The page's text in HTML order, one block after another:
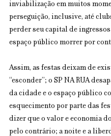
inviabilização em muitos
perseguição, inclusive, até
perder seu capital de
espaço público morrer por
Assim, as festas deixam de
“esconder”; o SP NA RUA
da cidade e o espaço público
esquecimento por parte das
dizer que o valor e economia
pelo contrário; a noite e a